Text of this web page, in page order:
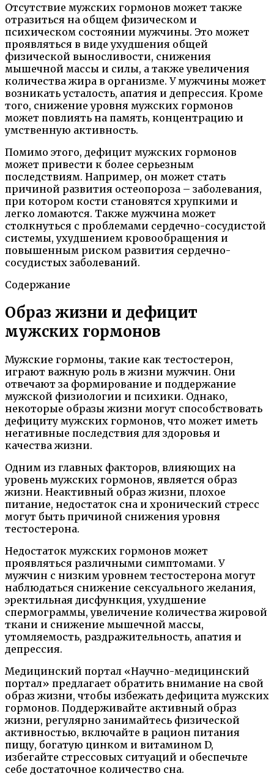
Отсутствие мужских гормонов может также
отразиться на общем физическом и
психическом состоянии мужчины. Это может
проявляться в виде ухудшения общей
физической выносливости, снижения
мышечной массы и силы, а также увеличения
количества жира в организме. У мужчины может
возникать усталость, апатия и депрессия. Кроме
того, снижение уровня мужских гормонов
может повлиять на память, концентрацию и
умственную активность.
Помимо этого, дефицит мужских гормонов
может привести к более серьезным
последствиям. Например, он может стать
причиной развития остеопороза – заболевания,
при котором кости становятся хрупкими и
легко ломаются. Также мужчина может
столкнуться с проблемами сердечно-сосудистой
системы, ухудшением кровообращения и
повышенным риском развития сердечно-
сосудистых заболеваний.
Содержание
Образ жизни и дефицит
мужских гормонов
Мужские гормоны, такие как тестостерон,
играют важную роль в жизни мужчин. Они
отвечают за формирование и поддержание
мужской физиологии и психики. Однако,
некоторые образы жизни могут способствовать
дефициту мужских гормонов, что может иметь
негативные последствия для здоровья и
качества жизни.
Одним из главных факторов, влияющих на
уровень мужских гормонов, является образ
жизни. Неактивный образ жизни, плохое
питание, недостаток сна и хронический стресс
могут быть причиной снижения уровня
тестостерона.
Недостаток мужских гормонов может
проявляться различными симптомами. У
мужчин с низким уровнем тестостерона могут
наблюдаться снижение сексуального желания,
эректильная дисфункция, ухудшение
спермограммы, увеличение количества жировой
ткани и снижение мышечной массы,
утомляемость, раздражительность, апатия и
депрессия.
Медицинский портал «Научно-медицинский
портал» предлагает обратить внимание на свой
образ жизни, чтобы избежать дефицита мужских
гормонов. Поддерживайте активный образ
жизни, регулярно занимайтесь физической
активностью, включайте в рацион питания
пищу, богатую цинком и витамином D,
избегайте стрессовых ситуаций и обеспечьте
себе достаточное количество сна.